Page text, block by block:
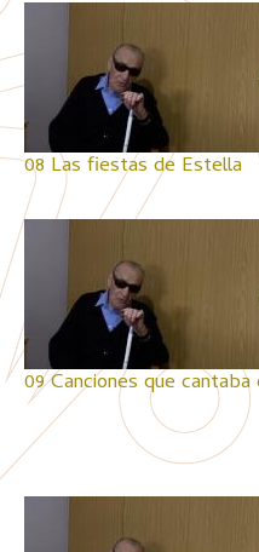
08 Las fiestas de Estella
09 Canciones que cantaba